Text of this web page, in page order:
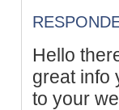
Hello
great info
to your